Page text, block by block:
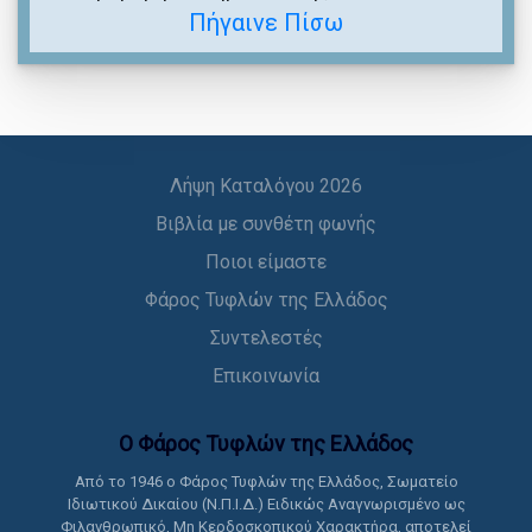
Πήγαινε Πίσω
Λήψη Καταλόγου 2026
Βιβλία με συνθέτη φωνής
Ποιοι είμαστε
Φάρος Τυφλών της Ελλάδος
Συντελεστές
Επικοινωνία
Ο Φάρος Τυφλών της Ελλάδoς
Από το 1946 ο Φάρος Τυφλών της Ελλάδος, Σωματείο
Ιδιωτικού Δικαίου (Ν.Π.Ι.Δ.) Ειδικώς Αναγνωρισμένο ως
Φιλανθρωπικό, Μη Κερδοσκοπικού Χαρακτήρα, αποτελεί